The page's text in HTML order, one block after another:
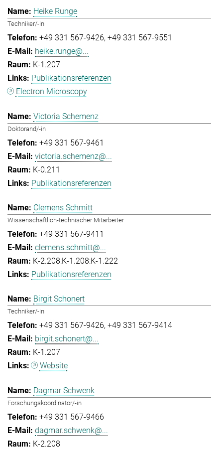
Heike Runge
Techniker/-in
+49 331 567-9426 +49 331 567-9551
heike.runge@...
K-1.207
Publikationsreferenzen
Electron Microscopy
Victoria Schemenz
Doktorand/-in
+49 331 567-9461
victoria.schemenz@...
K-0.211
Publikationsreferenzen
Clemens Schmitt
Wissenschaftlich-technischer Mitarbeiter
+49 331 567-9411
clemens.schmitt@...
K-2.208:K-1.208:K-1.222
Publikationsreferenzen
Birgit Schonert
Techniker/-in
+49 331 567-9426 +49 331 567-9414
birgit.schonert@...
K-1.207
Website
Dagmar Schwenk
Forschungskoordinator/-in
+49 331 567-9466
dagmar.schwenk@...
K-2.208